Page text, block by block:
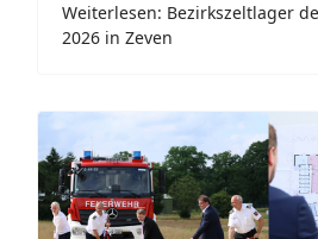
Weiterlesen: Bezirkszeltlager
2026 in Zeven